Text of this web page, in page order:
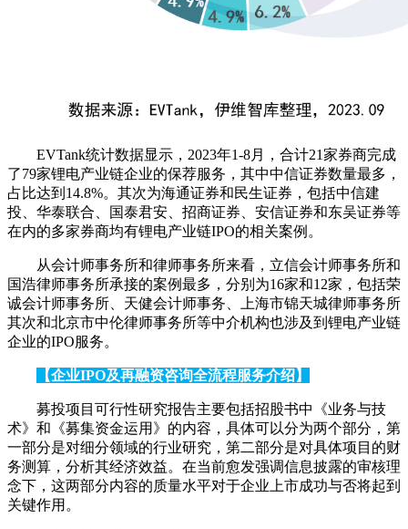
EVTank统计数据显示，2023年1-8月，合计21家券商完成
了79家锂电产业链企业的保荐服务，其中中信证券数量最多，
占比达到14.8%。其次为海通证券和民生证券，包括中信建
投、华泰联合、国泰君安、招商证券、安信证券和东吴证券等
在内的多家券商均有锂电产业链IPO的相关案例。
从会计师事务所和律师事务所来看，立信会计师事务所和
国浩律师事务所承接的案例最多，分别为16家和12家，包括荣
诚会计师事务所、天健会计师事务、上海市锦天城律师事务所
其次和北京市中伦律师事务所等中介机构也涉及到锂电产业链
企业的IPO服务。
【企业IPO及再融资咨询全流程服务介绍】
募投项目可行性研究报告主要包括招股书中《业务与技
术》和《募集资金运用》的内容，具体可以分为两个部分，第
一部分是对细分领域的行业研究，第二部分是对具体项目的财
务测算，分析其经济效益。在当前愈发强调信息披露的审核理
念下，这两部分内容的质量水平对于企业上市成功与否将起到
关键作用。